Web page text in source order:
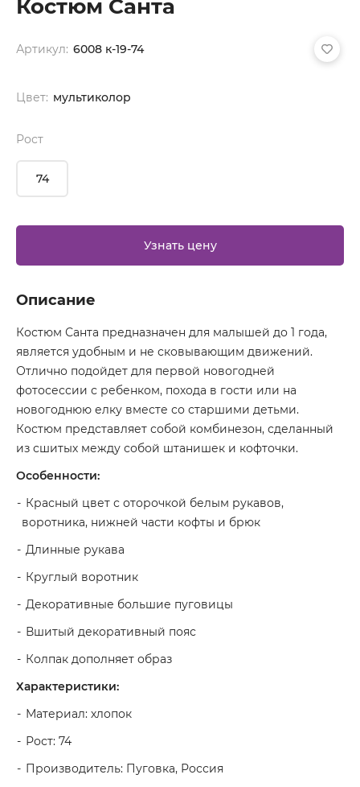
Костюм Санта
Артикул: 6008 к-19-74
Цвет: мультиколор
Рост
74
Узнать цену
Описание
Костюм Санта предназначен для малышей до 1 года,
является удобным и не сковывающим движений.
Отлично подойдет для первой новогодней
фотосессии с ребенком, похода в гости или на
новогоднюю елку вместе со старшими детьми.
Костюм представляет собой комбинезон, сделанный
из сшитых между собой штанишек и кофточки.
Особенности:
Красный цвет с оторочкой белым рукавов,
воротника, нижней части кофты и брюк
Длинные рукава
Круглый воротник
Декоративные большие пуговицы
Вшитый декоративный пояс
Колпак дополняет образ
Характеристики:
Материал: хлопок
Рост: 74
Производитель: Пуговка, Россия